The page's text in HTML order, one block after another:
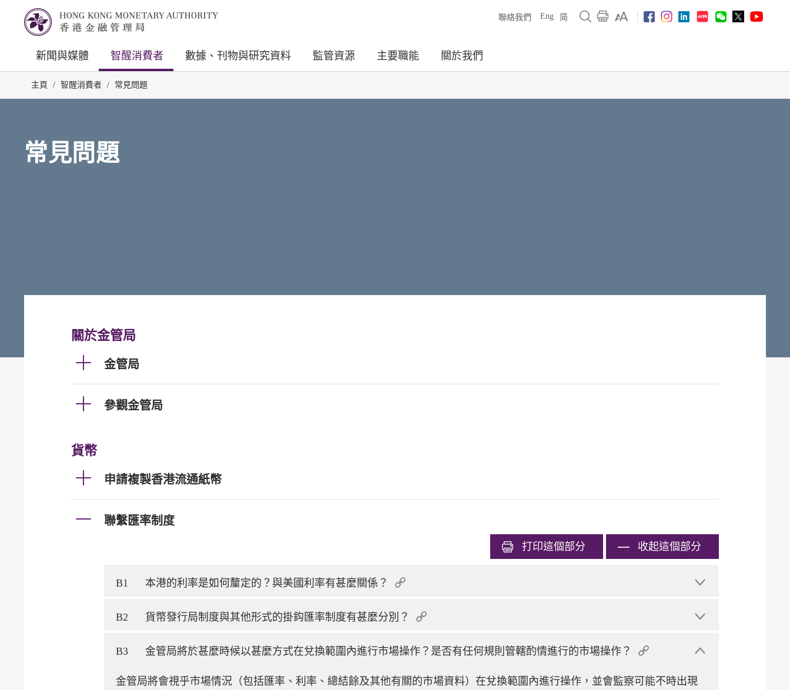
聯絡我們 Eng 简
新聞與媒體 智醒消費者 數據、刊物與研究資料 監管資源 主要職能 關於我們
主頁 / 智醒消費者 / 常見問題
常見問題
關於金管局
金管局
參觀金管局
貨幣
申請複製香港流通紙幣
聯繫匯率制度
打印這個部分 收起這個部分
B1 本港的利率是如何釐定的？與美國利率有甚麼關係？
B2 貨幣發行局制度與其他形式的掛鈎匯率制度有甚麼分別？
B3 金管局將於甚麼時候以甚麼方式在兌換範圍內進行市場操作？是否有任何規則管轄酌情進行的市場操作？
金管局將會視乎市場情況（包括匯率、利率、總結餘及其他有關的市場資料）在兌換範圍內進行操作，並會監察可能不時出現